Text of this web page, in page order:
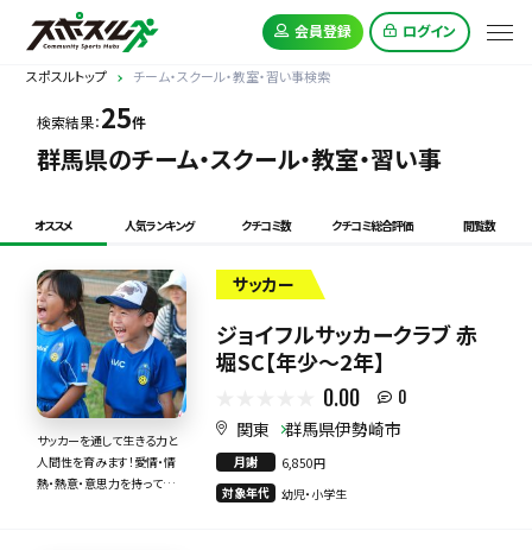
会員登録 ログイン
スポスルトップ チーム・スクール・教室・習い事検索
検索結果：25件
群馬県のチーム・スクール・教室・習い事
オススメ 人気ランキング クチコミ数 クチコミ総合評価 閲覧数
サッカーを通して生きる力と
人間性を育みます！愛情・情
熱・熱意・意思力を持って全
サッカー
ジョイフルサッカークラブ 赤
堀SC【年少～2年】
0.00 0
関東 群馬県伊勢崎市
月謝
6,850円
対象年代
幼児・小学生